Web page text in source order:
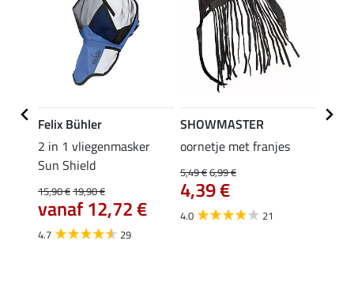
Felix Bühler
2 in 1 vliegenmasker
Sun Shield
15,90 €19,90 €
vanaf 12,72 €
4.7 29
SHOWMASTER
oornetje met franjes
5,49 €6,99 €
4,39 €
4.0 21
Felix